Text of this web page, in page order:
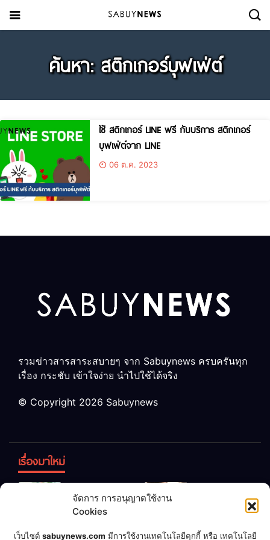
จัดการ การอนุญาตใช้งาน
Cookies
เว็บไซต์ sabuynews.com มีการใช้งานเทคโนโลยีคุกกี้ หรือ เทคโนโลยี
ค้นหา: สติกเกอร์บุฟเฟ่ต์
ใช้ สติกเกอร์ LINE ฟรี กับบริการ สติกเกอร์
บุฟเฟ่ต์จาก LINE
06 ต.ค. 2023
รวมข่าวสารสาระสบายๆ จาก Sabuynews ครบครันทุก
เรื่อง กระชับ เข้าใจง่าย นำไปใช้ได้จริง
© Copyright 2026 Sabuynews
เรื่องมาใหม่
ทิ้ง! เปลี่ยน
เป็น “ปุ๋ย
จุลินทรีย์”
หญิง 12 ขวบ
แต่งงานกับ
เชื่อพ่อแล้ว เจ้าของคาร์